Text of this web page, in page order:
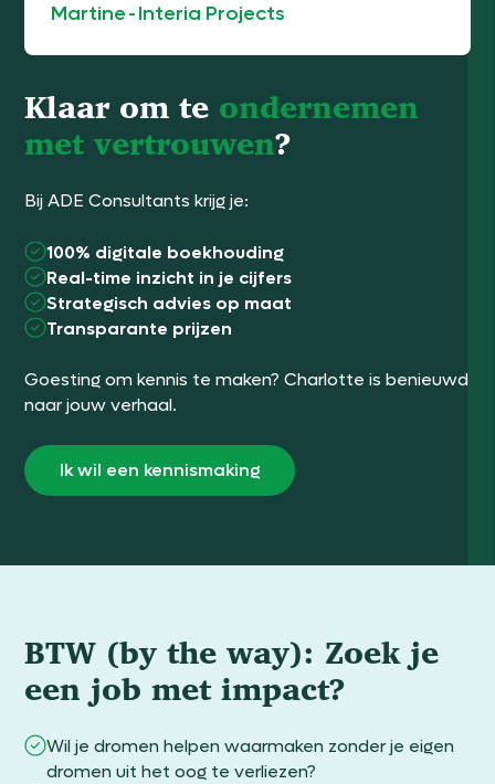
Klaar om te ondernemen
met vertrouwen?
Bij ADE Consultants krijg je:
100% digitale boekhouding
Real-time inzicht in je cijfers
Strategisch advies op maat
Transparante prijzen
Goesting om kennis te maken? Charlotte is benieuwd
naar jouw verhaal.
Ik wil een kennismaking
Martine-Interia Projects
BTW (by the way): Zoek je
een job met impact?
Wil je dromen helpen waarmaken zonder je eigen
dromen uit het oog te verliezen?